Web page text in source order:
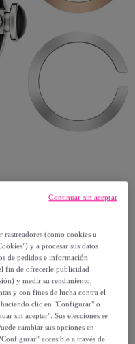
Mujer Analogico
con Correa de
Mujer
made con
rastreadores (como cookies u
y a procesar sus datos
de pedidos e información
fin de ofrecerle publicidad
y medir su rendimiento,
y con fines de lucha contra el
haciendo clic en "Configurar" o
sin aceptar". Sus elecciones se
cambiar sus opciones en
accesible a través del
Continuar sin aceptar